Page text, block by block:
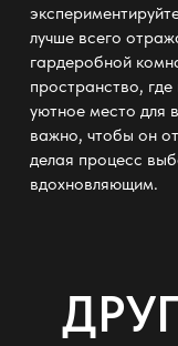
лучше всего
гардеробной
пространство,
уютное место для
важно, чтобы он
делая процесс
вдохновляющим.